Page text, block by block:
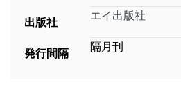
出版社
エイ出版社
発行間隔
隔月刊